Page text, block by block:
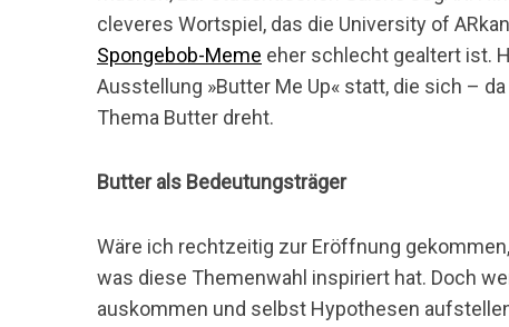
cleveres Wortspiel, das die University of
Spongebob-Meme eher schlecht gealtert ist.
Ausstellung »Butter Me Up« statt, die sich –
Thema Butter dreht.
Butter als Bedeutungsträger
Wäre ich rechtzeitig zur Eröffnung
was diese Themenwahl inspiriert hat. Doch
auskommen und selbst Hypothesen
c
h
n
c